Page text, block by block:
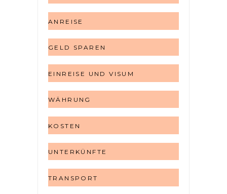
ANREISE
GELD SPAREN
EINREISE UND VISUM
WÄHRUNG
KOSTEN
UNTERKÜNFTE
TRANSPORT